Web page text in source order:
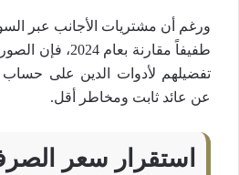
ورغم أن مشتريات الأجانب عبر
طفيفاً مقارنة
تفضيلهم لأدوات الدين على
عن عائد ثابت ومخاطر أقل.
استقرار سعر